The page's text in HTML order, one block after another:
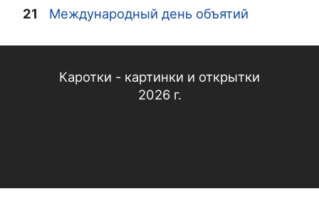
21 Международный день объятий
Каротки - картинки и открытки
2026 г.